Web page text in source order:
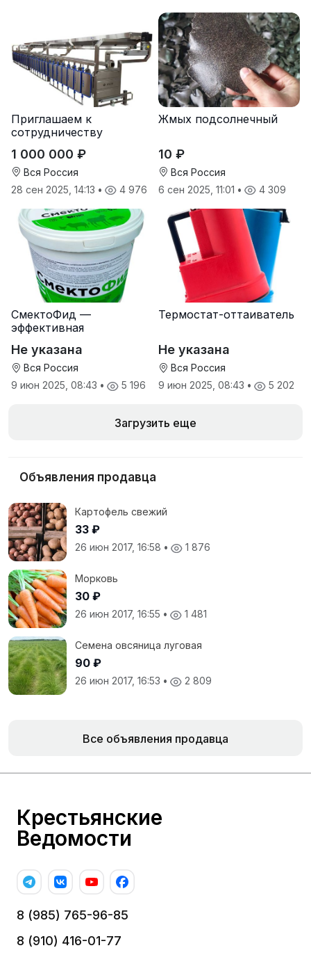
Приглашаем к
сотрудничеству
1 000 000 ₽
Вся Россия
28 сен 2025, 14:13 • 4 976
Жмых подсолнечный
10 ₽
Вся Россия
6 сен 2025, 11:01 • 4 309
СмектоФид —
эффективная
антидиарейная
кормовая добавка для
телят
Не указана
Вся Россия
9 июн 2025, 08:43 • 5 196
Термостат-оттаиватель
Не указана
Вся Россия
9 июн 2025, 08:43 • 5 202
Загрузить еще
Объявления продавца
Картофель свежий
33 ₽
26 июн 2017, 16:58 • 1 876
Морковь
30 ₽
26 июн 2017, 16:55 • 1 481
Семена овсяница луговая
90 ₽
26 июн 2017, 16:53 • 2 809
Все объявления продавца
Крестьянские
Ведомости
8 (985) 765-96-85
8 (910) 416-01-77